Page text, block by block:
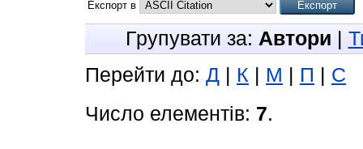
Експорт в
Групувати за: Автори
Перейти до: Д К М П
С
Число елементів: 7.